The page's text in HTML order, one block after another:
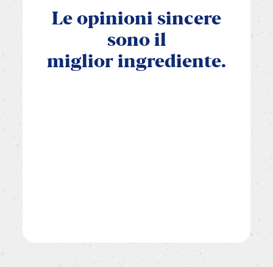
Le opinioni sincere
sono il
miglior ingrediente.